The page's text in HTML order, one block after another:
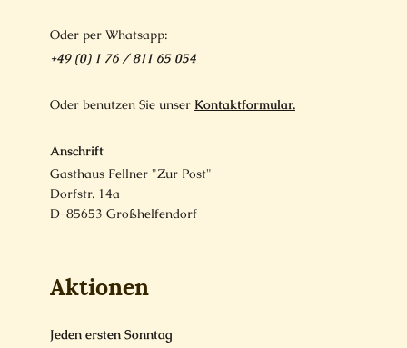
Oder per Whatsapp:
+49 (0) 1 76 / 811 65 054
Oder benutzen Sie unser Kontaktformular.
Anschrift
Gasthaus Fellner "Zur Post"
Dorfstr. 14a
D-85653 Großhelfendorf
Aktionen
Jeden ersten Sonntag